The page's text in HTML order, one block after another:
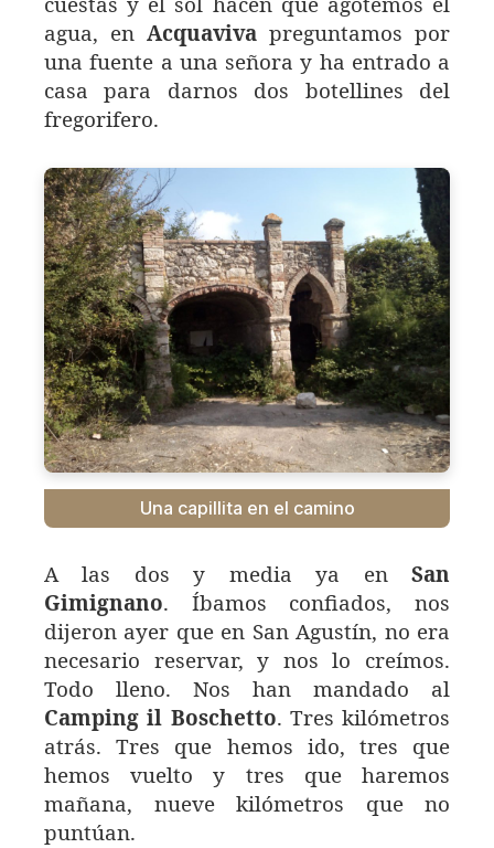
agua, en Acquaviva preguntamos por
una fuente a una señora y ha entrado a
casa para darnos dos botellines del
fregorifero.
Una capillita en el camino
A las dos y media ya en San
Gimignano. Íbamos confiados, nos
dijeron ayer que en San Agustín, no era
necesario reservar, y nos lo creímos.
Todo lleno. Nos han mandado al
Camping il Boschetto. Tres kilómetros
atrás. Tres que hemos ido, tres que
hemos vuelto y tres que haremos
mañana, nueve kilómetros que no
puntúan.